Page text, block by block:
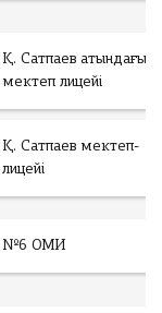
Қ. Сатпаев атындағы
мектеп лицейі
Қ. Сатпаев мектеп-
лицейі
№6 ОМИ